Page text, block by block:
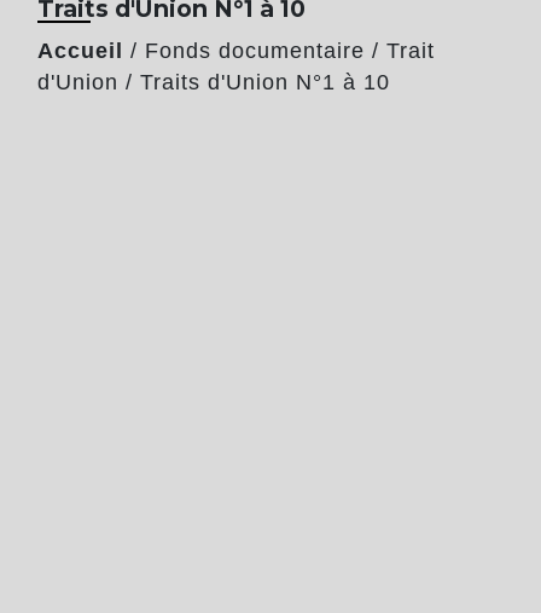
Traits d'Union N°1 à 10
Accueil / Fonds documentaire / Trait
d'Union / Traits d'Union N°1 à 10